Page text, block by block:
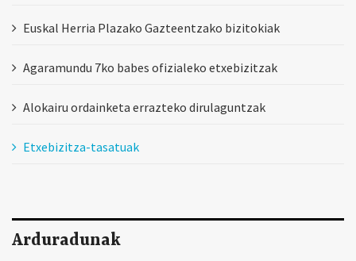
Euskal Herria Plazako Gazteentzako bizitokiak
Agaramundu 7ko babes ofizialeko etxebizitzak
Alokairu ordainketa errazteko dirulaguntzak
Etxebizitza-tasatuak
Arduradunak